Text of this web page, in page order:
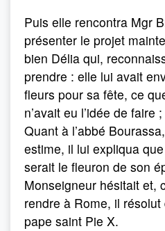
Puis elle rencontra Mgr
présenter le projet
bien Délia qui,
prendre : elle lui avait
fleurs pour sa fête, ce
n’avait eu l’idée de faire
Quant à l’abbé
estime, il lui expliqua
serait le fleuron de son
Monseigneur hésitait et,
rendre à Rome, il résolut
pape saint Pie X.